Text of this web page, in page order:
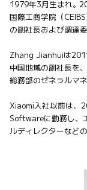
1979年3月生まれ。
国際工商学院（
の副社長および調達
Zhang Jianhuiは
中国地域の副社長を
総務部のゼネラルマ
Xiaomi入社以前は、
Softwareに勤務し、
ルディレクターなど